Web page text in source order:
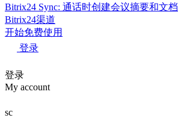
Bitrix24 Sync: 通话时创建会议摘要和文档
Bitrix24渠道
开始免费使用
登录
登录
My account
sc